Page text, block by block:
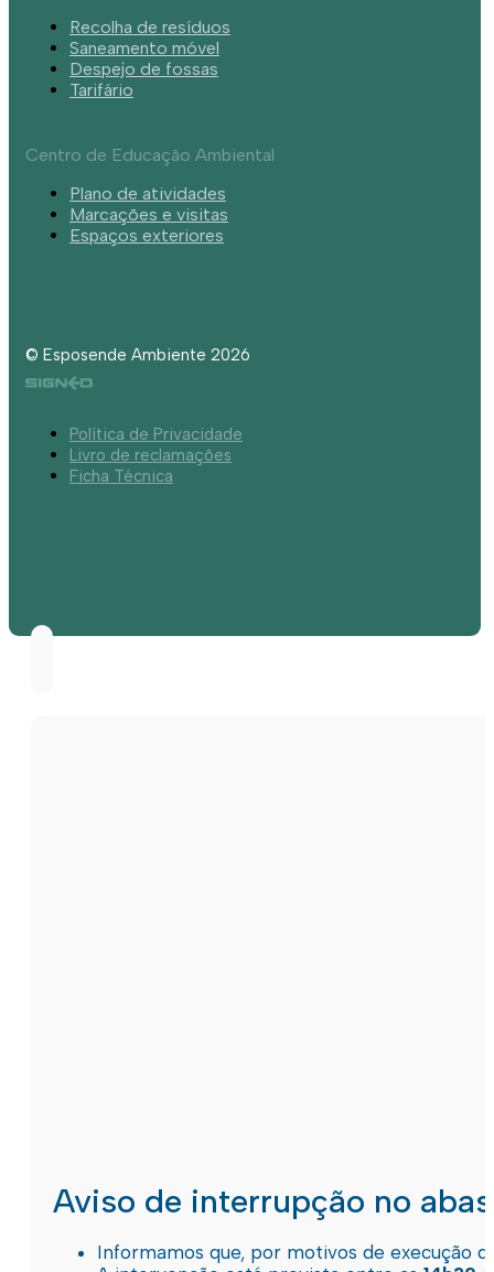
Recolha de resíduos
Saneamento móvel
Despejo de fossas
Tarifário
Centro de Educação Ambiental
Plano de atividades
Marcações e visitas
Espaços exteriores
© Esposende Ambiente 2026
Política de Privacidade
Livro de reclamações
Ficha Técnica
Aviso de interrupção no
Informamos que, por motivos de execução